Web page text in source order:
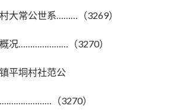
大常公世系………（3269）
况…………………（3270）
平垌村社范公
（3270）